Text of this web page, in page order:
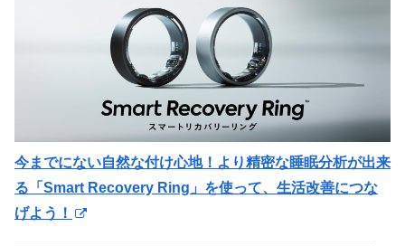
今までにない自然な付け心地！より精密な睡眠分析が出来
る「Smart Recovery Ring」を使って、生活改善につな
げよう！